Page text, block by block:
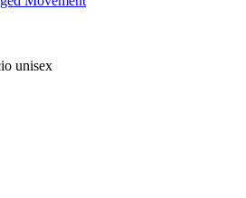
unisex